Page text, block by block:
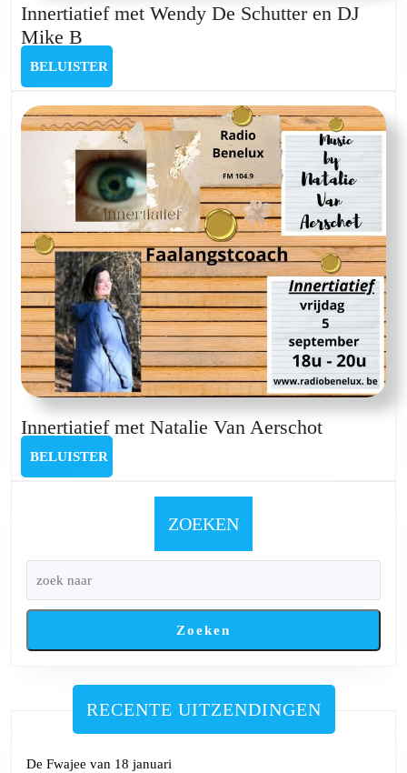
Innertiatief met Wendy De Schutter en DJ
Mike B
met
Wendy
De
Schutter
en
DJ
Mike
B
BELUISTER
Innertiatief met Natalie Van Aerschot
BELUISTER
ZOEKEN
Zoeken
RECENTE UITZENDINGEN
De Fwajee van 18 januari